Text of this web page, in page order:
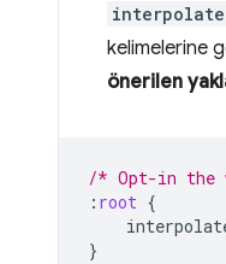
kelimelerine
önerilen
/* Opt-in the
: root {
}